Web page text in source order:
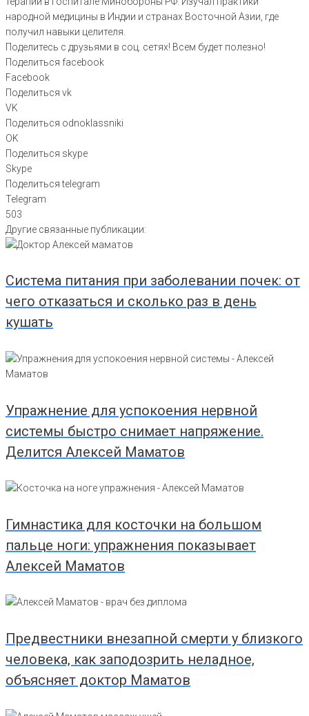
народной медицины в Индии и странах Восточной Азии, где
получил навыки целителя.
Поделитесь с друзьями в соц. сетях! Всем будет полезно!
Поделиться facebook
Facebook
Поделиться vk
VK
Поделиться odnoklassniki
OK
Поделиться skype
Skype
Поделиться telegram
Telegram
503
Другие связанные публикации:
Система питания при заболевании почек: от
чего отказаться и сколько раз в день
кушать
Упражнение для успокоения нервной
системы быстро снимает напряжение.
Делится Алексей Маматов
Гимнастика для косточки на большом
пальце ноги: упражнения показывает
Алексей Маматов
Предвестники внезапной смерти у близкого
человека, как заподозрить неладное,
объясняет доктор Маматов